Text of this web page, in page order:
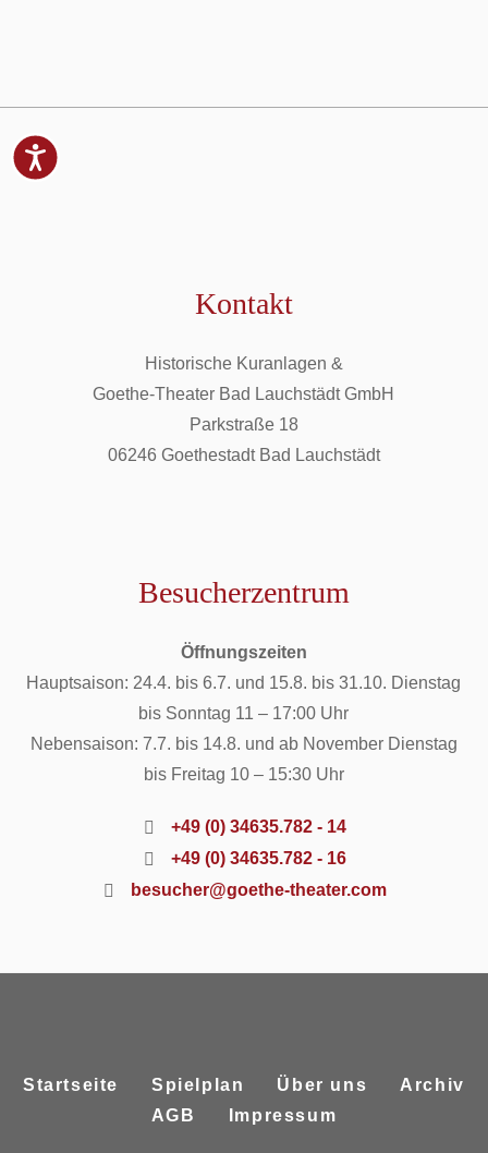
Kontakt
Historische Kuranlagen &
Goethe-Theater Bad Lauchstädt GmbH
Parkstraße 18
06246 Goethestadt Bad Lauchstädt
Besucherzentrum
Öffnungszeiten
Hauptsaison: 24.4. bis 6.7. und 15.8. bis 31.10. Dienstag
bis Sonntag 11 – 17:00 Uhr
Nebensaison: 7.7. bis 14.8. und ab November Dienstag
bis Freitag 10 – 15:30 Uhr
+49 (0) 34635.782 - 14
+49 (0) 34635.782 - 16
besucher@goethe-theater.com
Startseite Spielplan Über uns
Archiv
AGB
Impressum